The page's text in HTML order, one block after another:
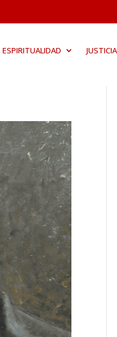
ESPIRITUALIDAD